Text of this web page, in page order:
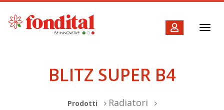
BLITZ SUPER B4
Prodotti
Radiatori